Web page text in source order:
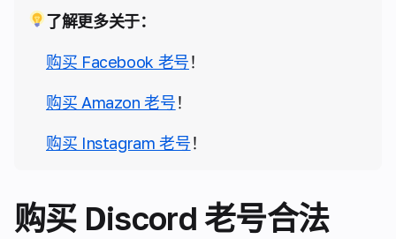
了解更多关于：
购买 Facebook 老号！
购买 Amazon 老号！
购买 Instagram 老号！
购买 Discord 老号合法